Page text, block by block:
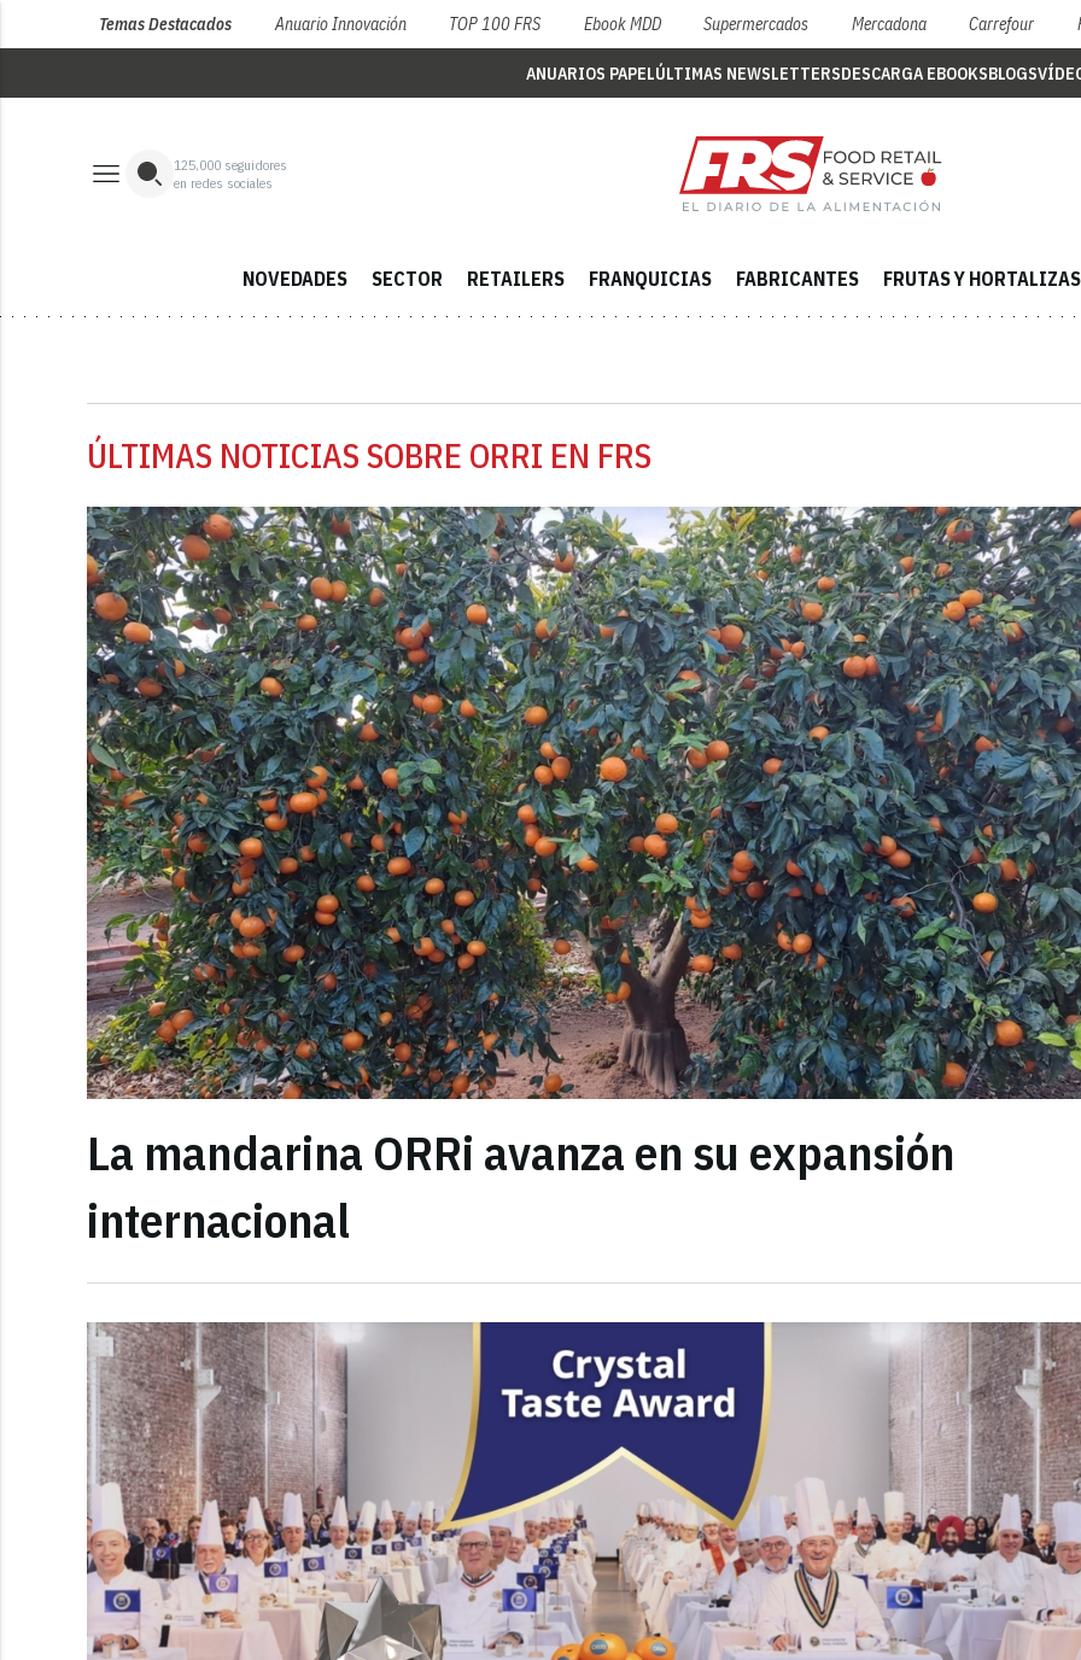
Temas Destacados Anuario Innovación TOP 100 FRS Ebook MDD Supermercados Mercadona Carrefour
ANUARIOS PAPELÚLTIMAS NEWSLETTERSDESCARGA EBOOKSBLOGS
125,000 seguidores
en redes sociales
NOVEDADES SECTOR RETAILERS FRANQUICIAS FABRICANTES FRUTAS Y HORTALIZAS
ÚLTIMAS NOTICIAS SOBRE ORRI EN FRS
La mandarina ORRi avanza en su expansión
internacional